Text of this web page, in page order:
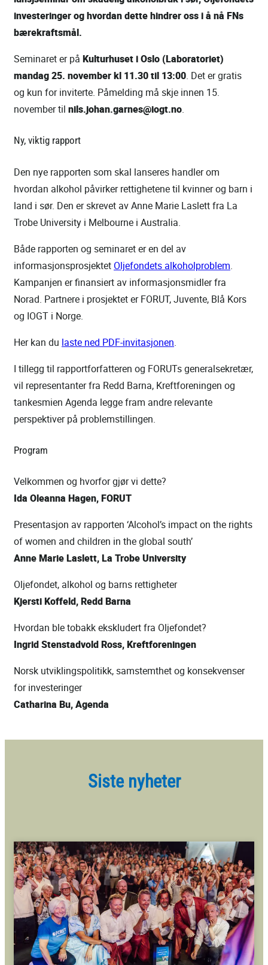
investeringer og hvordan dette hindrer oss i å nå FNs
bærekraftsmål.
Seminaret er på Kulturhuset i Oslo (Laboratoriet)
mandag 25. november kl 11.30 til 13:00. Det er gratis
og kun for inviterte. Påmelding må skje innen 15.
november til nils.johan.garnes@iogt.no.
Ny, viktig rapport
Den nye rapporten som skal lanseres handler om
hvordan alkohol påvirker rettighetene til kvinner og barn i
land i sør. Den er skrevet av Anne Marie Laslett fra La
Trobe University i Melbourne i Australia.
Både rapporten og seminaret er en del av
informasjonsprosjektet Oljefondets alkoholproblem.
Kampanjen er finansiert av informasjonsmidler fra
Norad. Partnere i prosjektet er FORUT, Juvente, Blå Kors
og IOGT i Norge.
Her kan du laste ned PDF-invitasjonen.
I tillegg til rapportforfatteren og FORUTs generalsekretær,
vil representanter fra Redd Barna, Kreftforeningen og
tankesmien Agenda legge fram andre relevante
perspektiver på problemstillingen.
Program
Velkommen og hvorfor gjør vi dette?
Ida Oleanna Hagen, FORUT
Presentasjon av rapporten ‘Alcohol’s impact on the rights
of women and children in the global south’
Anne Marie Laslett, La Trobe University
Oljefondet, alkohol og barns rettigheter
Kjersti Koffeld, Redd Barna
Hvordan ble tobakk ekskludert fra Oljefondet?
Ingrid Stenstadvold Ross, Kreftforeningen
Norsk utviklingspolitikk, samstemthet og konsekvenser
for investeringer
Catharina Bu, Agenda
Siste nyheter